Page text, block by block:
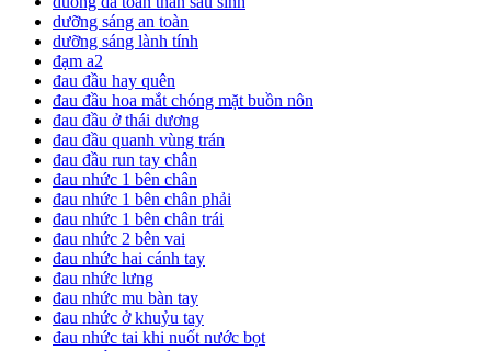
dưỡng sáng an toàn
dưỡng sáng lành tính
đạm a2
đau đầu hay quên
đau đầu hoa mắt chóng mặt buồn nôn
đau đầu ở thái dương
đau đầu quanh vùng trán
đau đầu run tay chân
đau nhức 1 bên chân
đau nhức 1 bên chân phải
đau nhức 1 bên chân trái
đau nhức 2 bên vai
đau nhức hai cánh tay
đau nhức lưng
đau nhức mu bàn tay
đau nhức ở khuỷu tay
đau nhức tai khi nuốt nước bọt